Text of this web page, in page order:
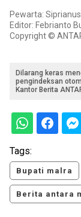
Pewarta:
Editor: Febrianto
Copyright ©
Dilarang keras
pengindeksan
Kantor Berita
Tags:
Bupati malra
Berita antara